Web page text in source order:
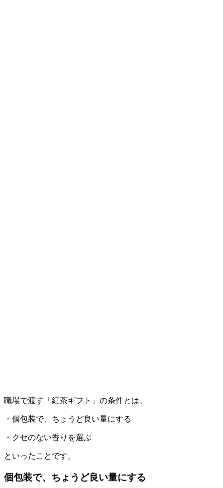
職場で渡す「紅茶ギフト」の条件とは、
・個包装で、ちょうど良い量にする
・クセのない香りを選ぶ
といったことです。
個包装で、ちょうど良い量にする